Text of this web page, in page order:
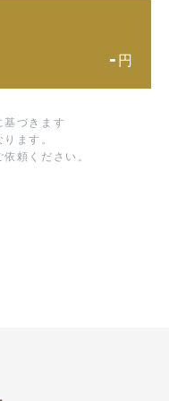
- 円
基づきます
ます。
頼ください。